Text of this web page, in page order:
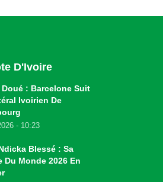
D'Ivoire
Doué : Barcelone Suit
Ivoirien De
- 10:23
Blessé : Sa
Du Monde 2026 En